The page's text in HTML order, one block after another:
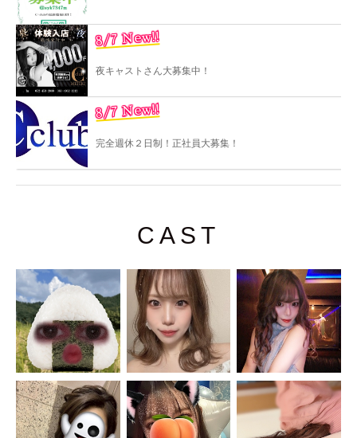
8/7 New!!
夜キャストさん大募集中！
8/7 New!!
完全週休２日制！正社員大募集！
CAST